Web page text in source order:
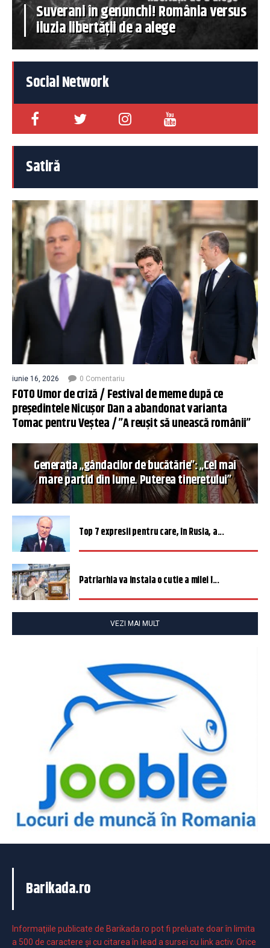
Suverani în genunchi! România versus
iluzia libertății de a alege
Social Network
Satiră
iunie 16, 2026 0 Comentariu
FOTO Umor de criză / Festival de meme după ce
președintele Nicușor Dan a abandonat varianta
Tomac pentru Veștea / ”A reușit să unească românii”
Generația „gândacilor de bucătărie”: „Cel mai
mare partid din lume. Puterea tineretului”
Top 7 expresii pentru care, în Rusia, a...
Patriarhia va instala o cutie a milei î...
VEZI MAI MULT
Barikada.ro
Informaţiile publicate de Barikada.ro pot fi preluate doar în limita
a 500 de caractere şi cu citarea în lead a sursei cu link activ. Orice